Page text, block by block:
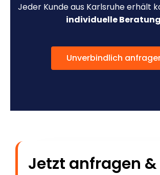
Jeder Kunde aus Karlsruhe erhält
individuelle
Unverbindlich
Jetzt anfragen &